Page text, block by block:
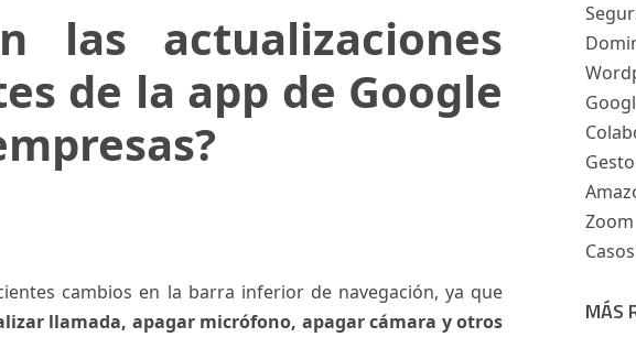
las actualizaciones
de la app de Google
cambios en la barra inferior de navegación, ya que
llamada, apagar micrófono, apagar cámara y otros
Zoom
MÁS